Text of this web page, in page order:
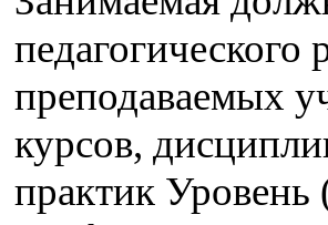
педагогического
преподаваемых
курсов,
практик Уровень